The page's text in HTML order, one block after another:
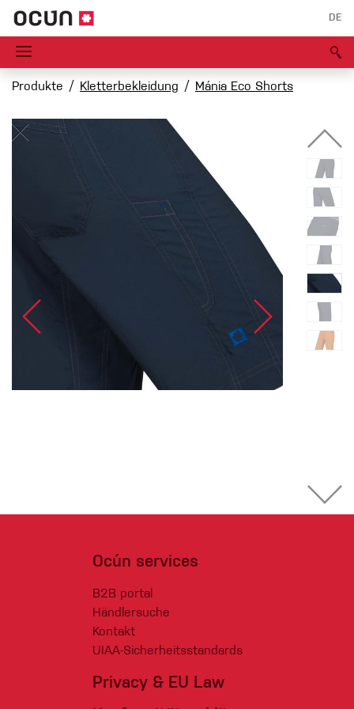
DE
Produkte Kletterbekleidung Mánia Eco Shorts
Ocún services
B2B portal
Händlersuche
Kontakt
UIAA-Sicherheitsstandards
Privacy & EU Law